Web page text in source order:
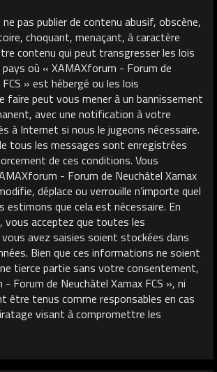
pas publier de contenu abusif, obscène,
choquant, menaçant, à caractère
contenu qui peut transgresser les lois
où « XAMAXforum - Forum de
» est hébergé ou les lois
faire peut vous mener à un bannissement
avec une notification à votre
à Internet si nous le jugeons nécessaire.
tous les messages sont enregistrées
de ces conditions. Vous
- Forum de Neuchâtel Xamax
déplace ou verrouille n’importe quel
estimons que cela est nécessaire. En
vous acceptez que toutes les
avez saisies soient stockées dans
Bien que ces informations ne soient
tierce partie sans votre consentement,
Forum de Neuchâtel Xamax FCS », ni
être tenus comme responsables en cas
visant à compromettre les